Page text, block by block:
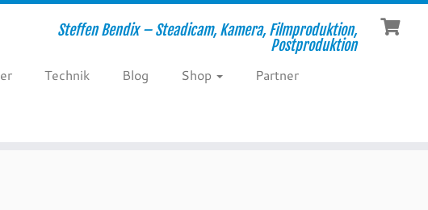
Steffen Bendix – Steadicam, Kamera, Filmproduktion,
Postproduktion
Technik Blog Shop
Partner